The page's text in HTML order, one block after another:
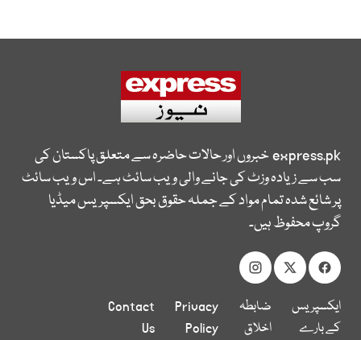
express.pkخبروں اور حالات حاضرہ سے متعلق پاکستان کی
سب سے زیادہ وزٹ کی جانے والی ویب سائٹ ہے۔ اس ویب سائٹ
پر شائع شدہ تمام مواد کے جملہ حقوق بحق ایکسپریس میڈیا
گروپ محفوظ ہیں۔
ایکسپریس
کے بارے
ضابطہ
اخلاق
Privacy
Policy
Contact
Us